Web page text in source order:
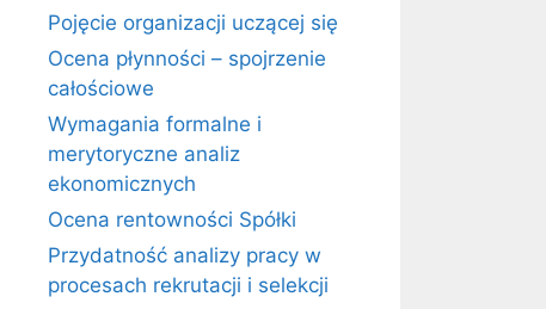
Pojęcie organizacji uczącej się
Ocena płynności – spojrzenie
całościowe
Wymagania formalne i
merytoryczne analiz
ekonomicznych
Ocena rentowności Spółki
Przydatność analizy pracy w
procesach rekrutacji i selekcji